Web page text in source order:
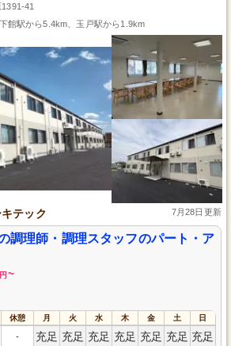
1391-41
館駅から5.4km、玉戸駅から1.9km
テック 7月28日更新
調理師・調理スタッフのパート・ア
円 ~
休憩 月 火 水 木 金 土 日
- 充足 充足 充足 充足 充足 充足 充足